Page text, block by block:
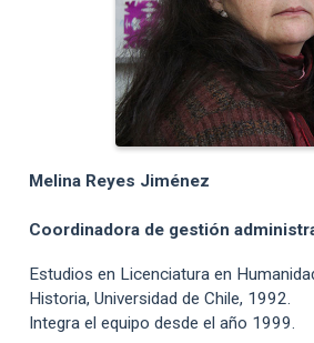
Melina Reyes Jiménez
Coordinadora de gestión
Estudios en Licenciatura en
Historia, Universidad de Chile, 1992.
Integra el equipo desde el año 1999.